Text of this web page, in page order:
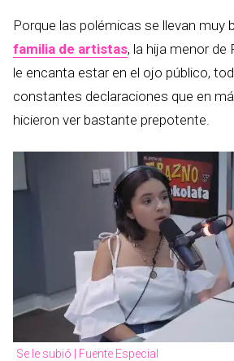
Porque las polémicas se llevan muy
familia de artistas, la hija menor de
le encanta estar en el ojo público,
constantes declaraciones que en
hicieron ver bastante prepotente.
Se le subió | Fuente Especial